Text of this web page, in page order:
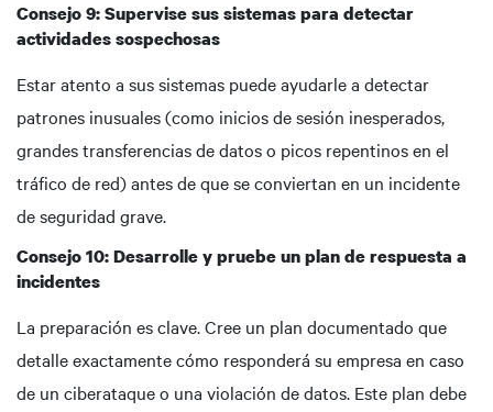
Consejo 9: Supervise sus sistemas para detectar
actividades sospechosas
Estar atento a sus sistemas puede ayudarle a detectar
patrones inusuales (como inicios de sesión inesperados,
grandes transferencias de datos o picos repentinos en el
tráfico de red) antes de que se conviertan en un incidente
de seguridad grave.
Consejo 10: Desarrolle y pruebe un plan de respuesta a
incidentes
La preparación es clave. Cree un plan documentado que
detalle exactamente cómo responderá su empresa en caso
de un ciberataque o una violación de datos. Este plan debe